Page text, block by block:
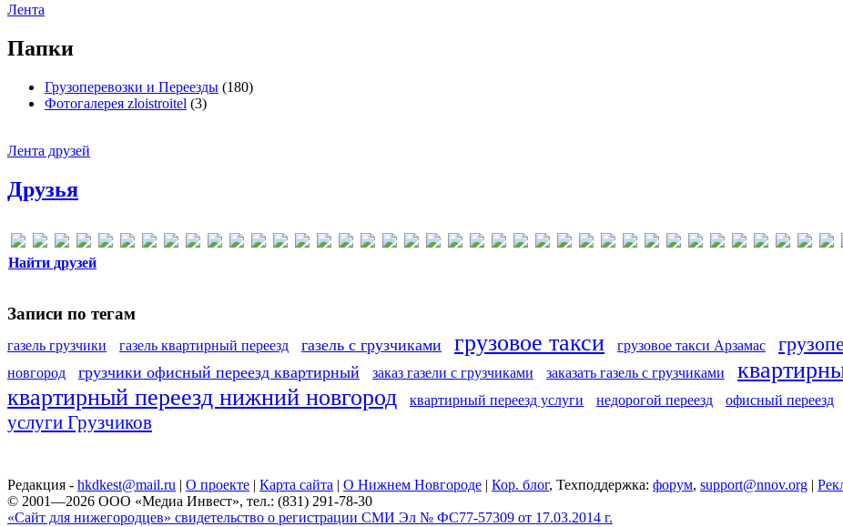
Лента
Папки
Грузоперевозки и Переезды (180)
Фотогалерея zloistroitel (3)
Лента друзей
Друзья
Найти друзей
Записи по тегам
газель грузчики газель квартирный переезд газель с грузчиками грузовое такси грузовое такси Арзамас
новгород
грузчики офисный переезд квартирный заказ газели с грузчиками заказать газель с грузчиками
квартирный переезд нижний новгород квартирный переезд услуги недорогой переезд офисный переезд
услуги Грузчиков
Редакция - hkdkest@mail.ru | О проекте | Карта сайта | О Нижнем Новгороде | Кор. блог, Техподдержка: форум, support@nnov.org |
© 2001—2026 ООО «Медиа Инвест», тел.: (831) 291-78-30
«Сайт для нижегородцев» свидетельство о регистрации СМИ Эл № ФС77-57309 от 17.03.2014 г.